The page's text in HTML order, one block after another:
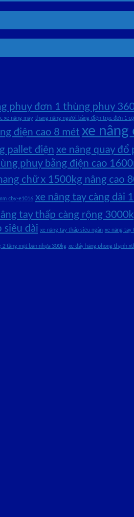
phuy đơn 1 thùng phuy
xe nâng máy thang nâng người bằng điện trục đơn 1
điện cao 8 mét xe nâng
pallet điện xe nâng quay đổ
phuy bằng điện cao
chữ x 1500kg nâng cao
cby-e1016 xe nâng tay càng dài
tay thấp càng rộng
siêu dài xe nâng tay thấp siêu ngắn xe nâng tay
2 tầng mặt bàn nhựa 300kg xe đẩy hàng phong thạnh